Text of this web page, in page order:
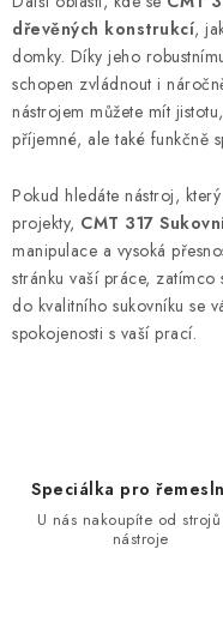
dřevěných konstrukcí,
domky. Díky jeho
schopen zvládnout i
nástrojem můžete mít
příjemné, ale také funkčně
Pokud hledáte nástroj,
projekty, CMT 317
manipulace a vysoká
stránku vaší práce, zatímco
do kvalitního sukovníku se
spokojenosti s vaší prací.
Speciálka pro
U nás nakoupíte od
nástroje